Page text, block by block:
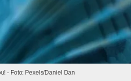
- Foto: Pexels/Daniel Dan